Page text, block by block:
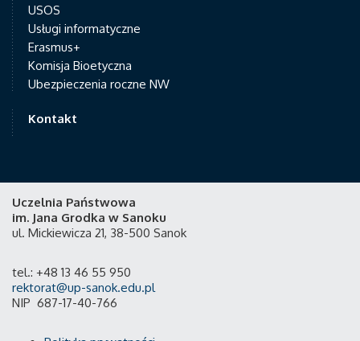
USOS
Usługi informatyczne
Erasmus+
Komisja Bioetyczna
Ubezpieczenia roczne NW
Kontakt
Uczelnia Państwowa
im. Jana Grodka w Sanoku
ul. Mickiewicza 21, 38-500 Sanok
tel.: +48 13 46 55 950
rektorat@up-sanok.edu.pl
NIP 687-17-40-766